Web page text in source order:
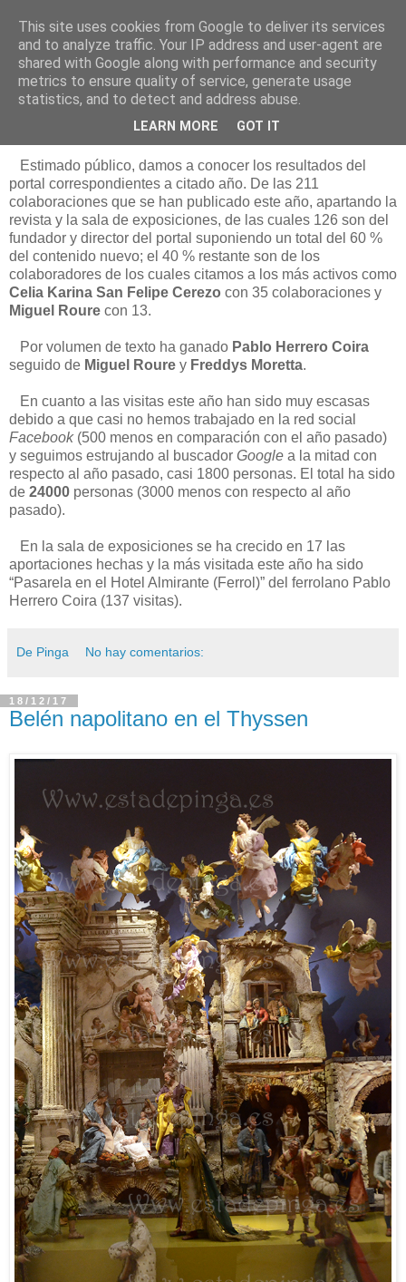
Está de pinga
30/12/17
Inventario 2017
Estimado público, damos a conocer los resultados del
portal correspondientes a citado año. De las 211
colaboraciones que se han publicado este año, apartando la
revista y la sala de exposiciones, de las cuales 126 son del
fundador y director del portal suponiendo un total del 60 %
del contenido nuevo; el 40 % restante son de los
colaboradores de los cuales citamos a los más activos como
Celia Karina San Felipe Cerezo con 35 colaboraciones y
Miguel Roure con 13.
Por volumen de texto ha ganado Pablo Herrero Coira
seguido de Miguel Roure y Freddys Moretta.
En cuanto a las visitas este año han sido muy escasas
debido a que casi no hemos trabajado en la red social
Facebook (500 menos en comparación con el año pasado)
y seguimos estrujando al buscador Google a la mitad con
respecto al año pasado, casi 1800 personas. El total ha sido
de 24000 personas (3000 menos con respecto al año
pasado).
En la sala de exposiciones se ha crecido en 17 las
aportaciones hechas y la más visitada este año ha sido
“Pasarela en el Hotel Almirante (Ferrol)” del ferrolano Pablo
Herrero Coira (137 visitas).
De Pinga No hay comentarios:
18/12/17
Belén napolitano en el Thyssen
This site uses cookies from Google to deliver its services
and to analyze traffic. Your IP address and user-agent are
shared with Google along with performance and security
metrics to ensure quality of service, generate usage
statistics, and to detect and address abuse.
LEARN MORE GOT IT